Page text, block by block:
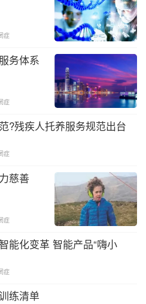
症
务体系
症
?残疾人托养服务规范出台
症
慈善
症
能化变革 智能产品“嗨小
症
练清单